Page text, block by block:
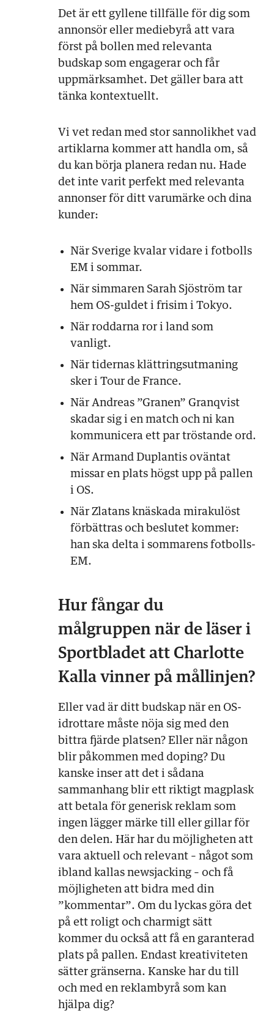
Det är ett gyllene tillfälle för dig som
annonsör eller mediebyrå att vara
först på bollen med relevanta
budskap som engagerar och får
uppmärksamhet. Det gäller bara att
tänka kontextuellt.
Vi vet redan med stor sannolikhet vad
artiklarna kommer att handla om, så
du kan börja planera redan nu. Hade
det inte varit perfekt med relevanta
annonser för ditt varumärke och dina
kunder:
När Sverige kvalar vidare i fotbolls
EM i sommar.
När simmaren Sarah Sjöström tar
hem OS-guldet i frisim i Tokyo.
När roddarna ror i land som
vanligt.
När tidernas klättringsutmaning
sker i Tour de France.
När Andreas ”Granen” Granqvist
skadar sig i en match och ni kan
kommunicera ett par tröstande ord.
När Armand Duplantis oväntat
missar en plats högst upp på pallen
i OS.
När Zlatans knäskada mirakulöst
förbättras och beslutet kommer:
han ska delta i sommarens fotbolls-
EM.
Hur fångar du
målgruppen när de läser i
Sportbladet att Charlotte
Kalla vinner på mållinjen?
Eller vad är ditt budskap när en OS-
idrottare måste nöja sig med den
bittra fjärde platsen? Eller när någon
blir påkommen med doping? Du
kanske inser att det i sådana
sammanhang blir ett riktigt magplask
att betala för generisk reklam som
ingen lägger märke till eller gillar för
den delen. Här har du möjligheten att
vara aktuell och relevant – något som
ibland kallas newsjacking – och få
möjligheten att bidra med din
”kommentar”. Om du lyckas göra det
på ett roligt och charmigt sätt
kommer du också att få en garanterad
plats på pallen. Endast kreativiteten
sätter gränserna. Kanske har du till
och med en reklambyrå som kan
hjälpa dig?